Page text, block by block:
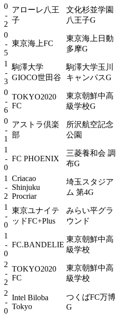
0
-
2
アローレ八王
子
文化杉並学園
八王子G
0
-
5
東京海上FC
東京海上日動
多摩G
1
-
3
駒澤大学
GIOCO世田谷
駒澤大学玉川
キャンパスG
0
-
6
TOKYO2020
FC
東京朝鮮中高
級学校G
0
-
1
アストラ倶楽
部
所沢航空記念
公園
1
-
0
FC PHOENIX
三菱養和会 調
布G
1
-
2
Criacao
Shinjuku
Procriar
埼玉スタジア
ム 第4G
1
-
0
東京ユナイテ
ッドFC+Plus
みらい平グラ
ウンド
1
-
0
FC.BANDELIE
東京朝鮮中高
級学校
2
-
2
TOKYO2020
FC
東京朝鮮中高
級学校
2
-
0
Intel Biloba
Tokyo
つくばFC万博
G